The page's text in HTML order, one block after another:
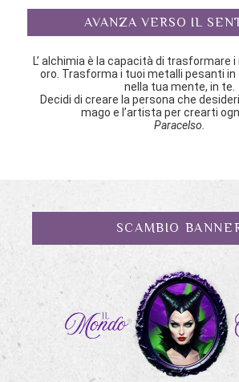
AVANZA VERSO IL
L’ alchimia è la capacità di trasformare
oro. Trasforma i tuoi metalli pesanti in
nella tua mente, in te.
Decidi di creare la persona che
mago e l’artista per crearti
Paracelso.
SCAMBIO